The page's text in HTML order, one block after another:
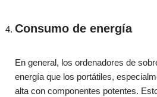
Consumo de energía
En general, los ordenadores de
energía que los portátiles,
alta con componentes potentes.